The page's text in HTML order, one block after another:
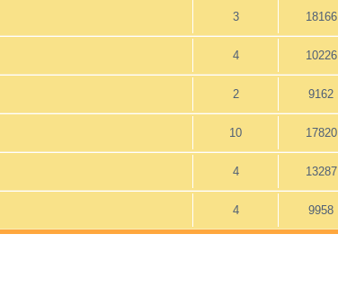
3 18166
4 10226
2 9162
10 17820
4 13287
4 9958